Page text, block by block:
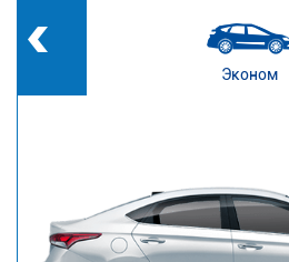
Эконом